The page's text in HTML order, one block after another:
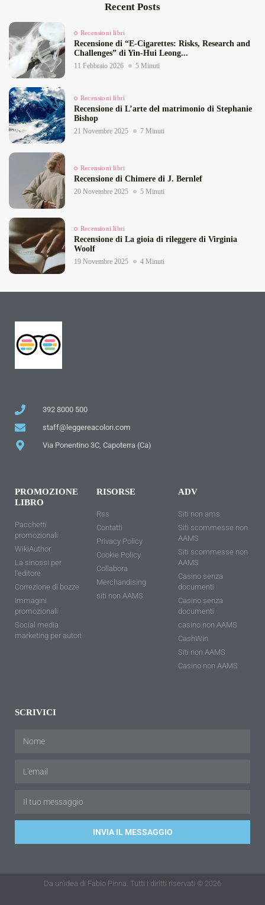
Recent Posts
Recensioni libri
Recensione di “E‑Cigarettes: Risks, Research and
Challenges” di Yin‑Hui Leong...
11 Febbraio 2026 5 Minuti
Recensioni libri
Recensione di L’arte del matrimonio di Stephanie
Bishop
21 Novembre 2025 7 Minuti
Recensioni libri
Recensione di Chimere di J. Bernlef
20 Novembre 2025 5 Minuti
Recensioni libri
Recensione di La gioia di rileggere di Virginia
Woolf
19 Novembre 2025 4 Minuti
392 8000 500
staff@leggereacolori.com
Via Ponentino 3C, Capoterra (Ca)
PROMOZIONE
LIBRO
Pacchetti
promozionali
WikiAuthor
La sinossi per
l'editore
Correzione di bozze
Immagini
promozionali
Social media
marketing per autori
RISORSE
Rss
Contatti
Privacy Policy
Cookie Policy
Collabora
Merchandising
siti non AAMS
ADV
Siti non ams
Siti scommesse non
AAMS
Siti scommesse non
AAMS
Casino senza
documenti
Casino senza
documenti
casino non AAMS
CashWin
Siti non AAMS
Casino non AAMS
SCRIVICI
INVIA IL MESSAGGIO
Da un'idea di Fabio Pinna. Tutti i diritti riservati © 2026